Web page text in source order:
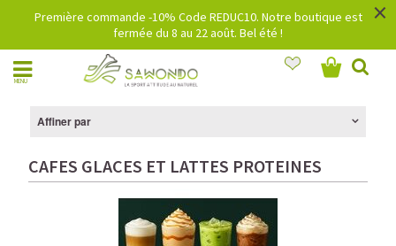
Première commande -10% Code REDUC10. Notre boutique est
fermée du 8 au 22 août. Bel été !
×
MENU
Affiner par
CAFES GLACES ET LATTES PROTEINES